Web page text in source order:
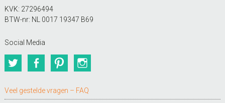
KVK: 27296494
BTW-nr: NL 0017 19347 B69
Social Media
TwitterFacebookPinterest
Veel gestelde vragen – FAQ